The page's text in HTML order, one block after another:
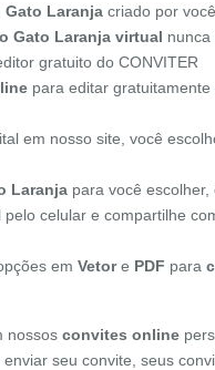
Gato Laranja criado por
Gato Laranja virtual nunca
gratuito do CONVITER
para editar
em nosso site, você
Laranja para você
pelo celular e compartilhe
em Vetore PDF para
nossos convites online
seu convite, seus